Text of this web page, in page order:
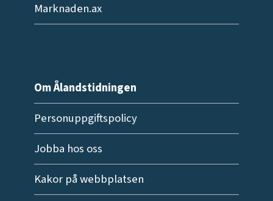
Marknaden.ax
Om Ålandstidningen
Personuppgiftspolicy
Jobba hos oss
Kakor på webbplatsen